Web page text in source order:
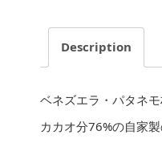
Description
ベネズエラ・パタネ
カカオ分76%の自家